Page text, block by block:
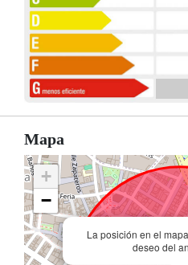
Mapa
La posición en el
deseo del
+
−